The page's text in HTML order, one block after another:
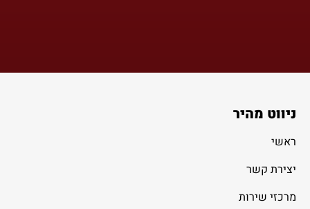
ניווט מהיר
ראשי
יצירת קשר
מרכזי שירות